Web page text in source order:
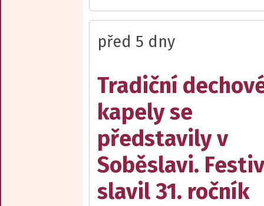
před 5 dny
Tradiční
kapely se
představily v
Soběslavi.
slavil 31. ročník